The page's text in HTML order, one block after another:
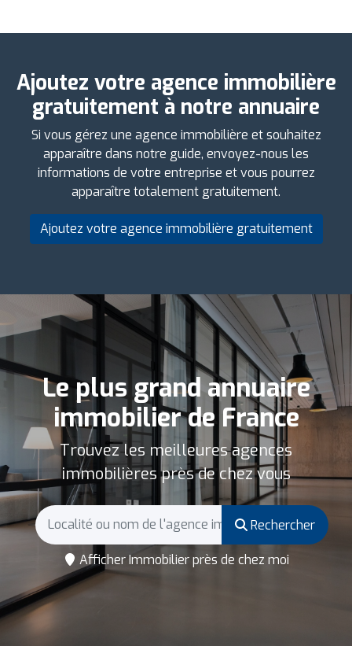
Ajoutez votre agence immobilière
gratuitement à notre annuaire
Si vous gérez une agence immobilière et souhaitez
apparaître dans notre guide, envoyez-nous les
informations de votre entreprise et vous pourrez
apparaître totalement gratuitement.
Ajoutez votre agence immobilière gratuitement
Le plus grand annuaire
immobilier de France
Trouvez les meilleures agences
immobilières près de chez vous
Rechercher
Afficher Immobilier près de chez moi